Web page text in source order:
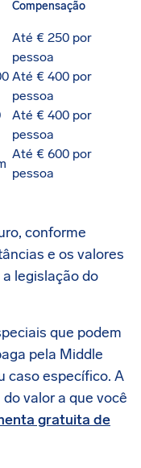
Compensação
Até € 250 por
pessoa
Até € 400 por
pessoa
Até € 400 por
pessoa
Até € 600 por
pessoa
conforme
e os valores
legislação do
que podem
pela Middle
caso específico. A
valor a que você
gratuita de